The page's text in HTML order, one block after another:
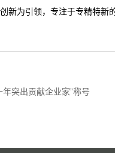
新为引领，专注于专精特
突出贡献企业家”称号